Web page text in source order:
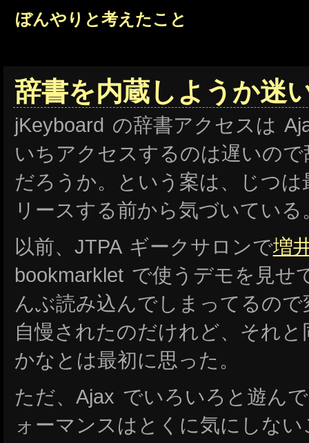
ぼんやりと考えたこと
辞書を内蔵しようか迷
jKeyboard の辞書アクセスは
いちアクセスするのは遅いの
だろうか。という案は、じつ
リースする前から気づいている
以前、JTPA ギークサロンで増
bookmarklet で使うデモを見せ
んぶ読み込んでしまってるの
自慢されたのだけれど、それ
かなとは最初に思った。
ただ、Ajax でいろいろと遊ん
ォーマンスはとくに気にしな